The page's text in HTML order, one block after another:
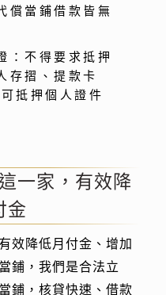
償當鋪借款皆無
：不得要求抵押
存摺、提款卡
抵押個人證件
一家，有效降
金
效降低月付金、增加
鋪，我們是合法立
鋪，核貸快速、借款